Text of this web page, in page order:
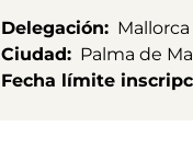
Delegación
Mallorca
Ciudad
Palma de
Fecha límite